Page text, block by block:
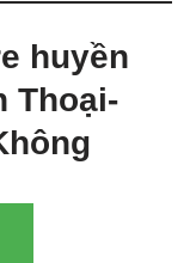
huyền
Thoại-